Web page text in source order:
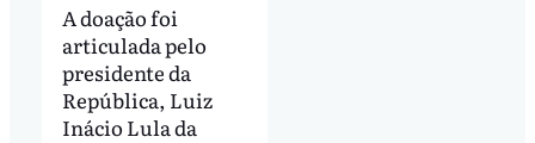
A doação foi
articulada pelo
presidente da
República, Luiz
Inácio Lula da